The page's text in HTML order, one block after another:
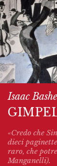
Isaac
«Credo che
dieci
raro, che
Manganelli).